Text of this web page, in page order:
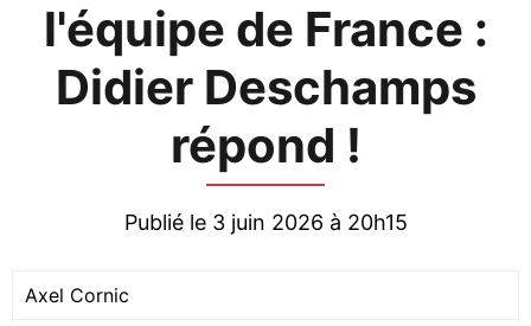
l'équipe de France :
Didier Deschamps
répond !
Publié le 3 juin 2026 à 20h15
Axel Cornic